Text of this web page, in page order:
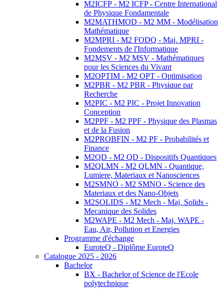
M2ICFP - M2 ICFP - Centre International
de Physique Fondamentale
M2MATHMOD - M2 MM - Modélisation
Mathématique
M2MPRI - M2 FODQ - Maj. MPRI -
Fondements de l'Informatique
M2MSV - M2 MSV - Mathématiques
pour les Sciences du Vivant
M2OPTIM - M2 OPT - Optimisation
M2PBR - M2 PBR - Physique par
Recherche
M2PIC - M2 PIC - Projet Innovation
Conception
M2PPF - M2 PPF - Physique des Plasmas
et de la Fusion
M2PROBFIN - M2 PF - Probabilités et
Finance
M2QD - M2 QD - Dispositifs Quantiques
M2QLMN - M2 QLMN - Quantique,
Lumiere, Materiaux et Nanosciences
M2SMNO - M2 SMNO - Science des
Materiaux et des Nano-Objets
M2SOLIDS - M2 Mech - Maj. Solids -
Mecanique des Solides
M2WAPE - M2 Mech - Maj. WAPE -
Eau, Air, Pollution et Energies
Programme d'échange
EuroteQ - Diplôme EuroteQ
Catalogue 2025 - 2026
Bachelor
BX - Bachelor of Science de l'Ecole
polytechnique